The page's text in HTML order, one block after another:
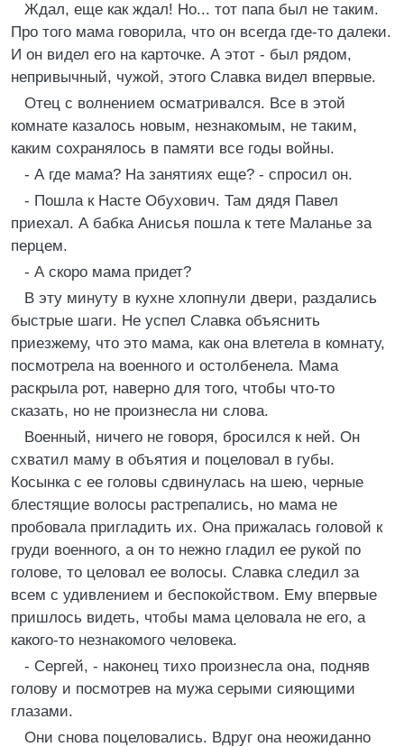
Ждал, еще как ждал! Но... тот папа был не таким.
Про того мама говорила, что он всегда где-то далеки.
И он видел его на карточке. А этот - был рядом,
непривычный, чужой, этого Славка видел впервые.
Отец с волнением осматривался. Все в этой
комнате казалось новым, незнакомым, не таким,
каким сохранялось в памяти все годы войны.
- А где мама? На занятиях еще? - спросил он.
- Пошла к Насте Обухович. Там дядя Павел
приехал. А бабка Анисья пошла к тете Маланье за
перцем.
- А скоро мама придет?
В эту минуту в кухне хлопнули двери, раздались
быстрые шаги. Не успел Славка объяснить
приезжему, что это мама, как она влетела в комнату,
посмотрела на военного и остолбенела. Мама
раскрыла рот, наверно для того, чтобы что-то
сказать, но не произнесла ни слова.
Военный, ничего не говоря, бросился к ней. Он
схватил маму в объятия и поцеловал в губы.
Косынка с ее головы сдвинулась на шею, черные
блестящие волосы растрепались, но мама не
пробовала пригладить их. Она прижалась головой к
груди военного, а он то нежно гладил ее рукой по
голове, то целовал ее волосы. Славка следил за
всем с удивлением и беспокойством. Ему впервые
пришлось видеть, чтобы мама целовала не его, а
какого-то незнакомого человека.
- Сергей, - наконец тихо произнесла она, подняв
голову и посмотрев на мужа серыми сияющими
глазами.
Они снова поцеловались. Вдруг она неожиданно